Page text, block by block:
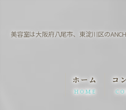
美容室は大阪府八尾市、東淀川区の
ホーム
HOME
コ